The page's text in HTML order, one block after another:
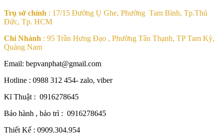
Trụ sở chính : 17/15 Đường Ụ Ghe, Phường Tam Bình, Tp.Thủ
Đức, Tp. HCM
Chi Nhánh : 95 Trần Hưng Đạo , Phường Tân Thạnh, TP Tam Kỳ,
Quảng Nam
Email: bepvanphat@gmail.com
Hotline : 0988 312 454- zalo, viber
Kĩ Thuật : 0916278645
Bảo hành , bảo trì : 0916278645
Thiết Kế : 0909.304.954